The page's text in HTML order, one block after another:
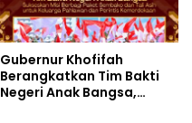
Gubernur Khofifah
Berangkatkan Tim Bakti
Negeri Anak Bangsa,